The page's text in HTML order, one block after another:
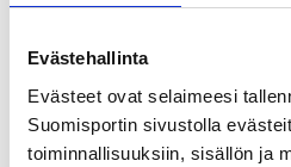
Evästehallinta
Evästeet ovat selaimeesi
Suomisportin sivustolla
toiminnallisuuksiin, sisällön ja
Taekwondo
REGISTRATION PERIOD
Mo 2.2.2026 at 13:00 - Fr